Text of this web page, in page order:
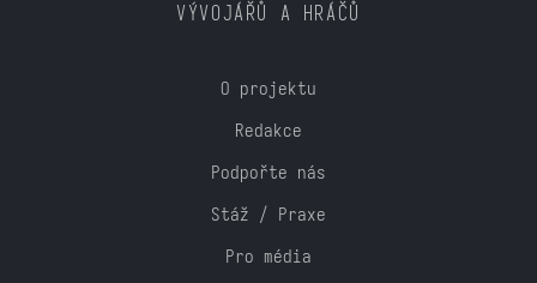
VÝVOJÁŘŮ A HRÁČŮ
O projektu
Redakce
Podpořte nás
Stáž / Praxe
Pro média